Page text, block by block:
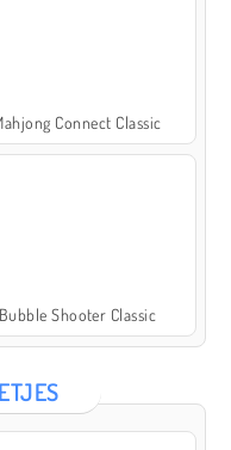
Connect Classic
Bubble Shooter Classic